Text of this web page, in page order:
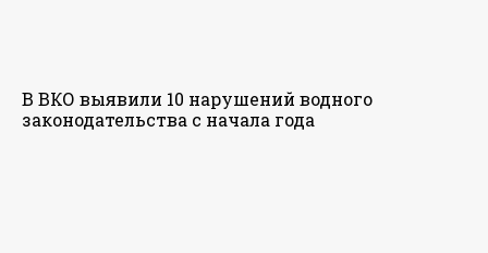
В ВКО выявили 10 нарушений водного
законодательства с начала года